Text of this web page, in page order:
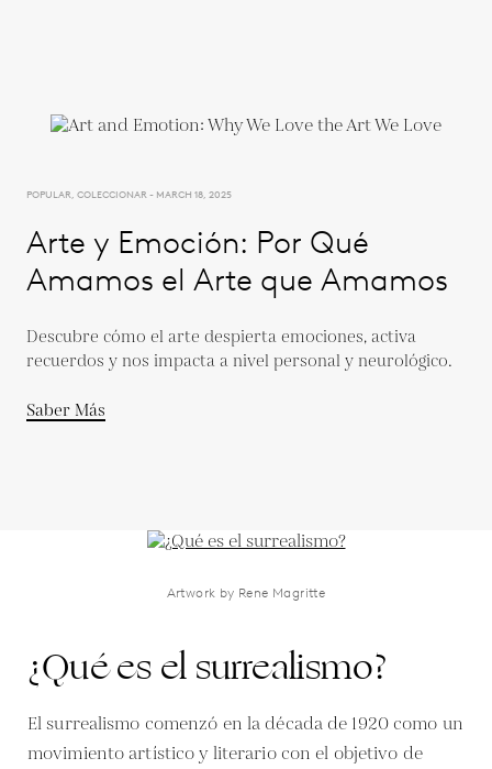
POPULAR, COLECCIONAR - MARCH 18, 2025
Arte y Emoción: Por Qué
Amamos el Arte que Amamos
Descubre cómo el arte despierta emociones, activa
recuerdos y nos impacta a nivel personal y neurológico.
Saber Más
Artwork by Rene Magritte
¿Qué es el surrealismo?
El surrealismo comenzó en la década de 1920 como un
movimiento artístico y literario con el objetivo de